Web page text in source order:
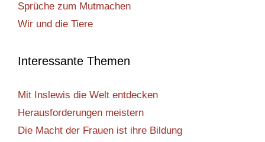
Sprüche zum Mutmachen
Wir und die Tiere
Interessante Themen
Mit Inslewis die Welt entdecken
Herausforderungen meistern
Die Macht der Frauen ist ihre Bildung